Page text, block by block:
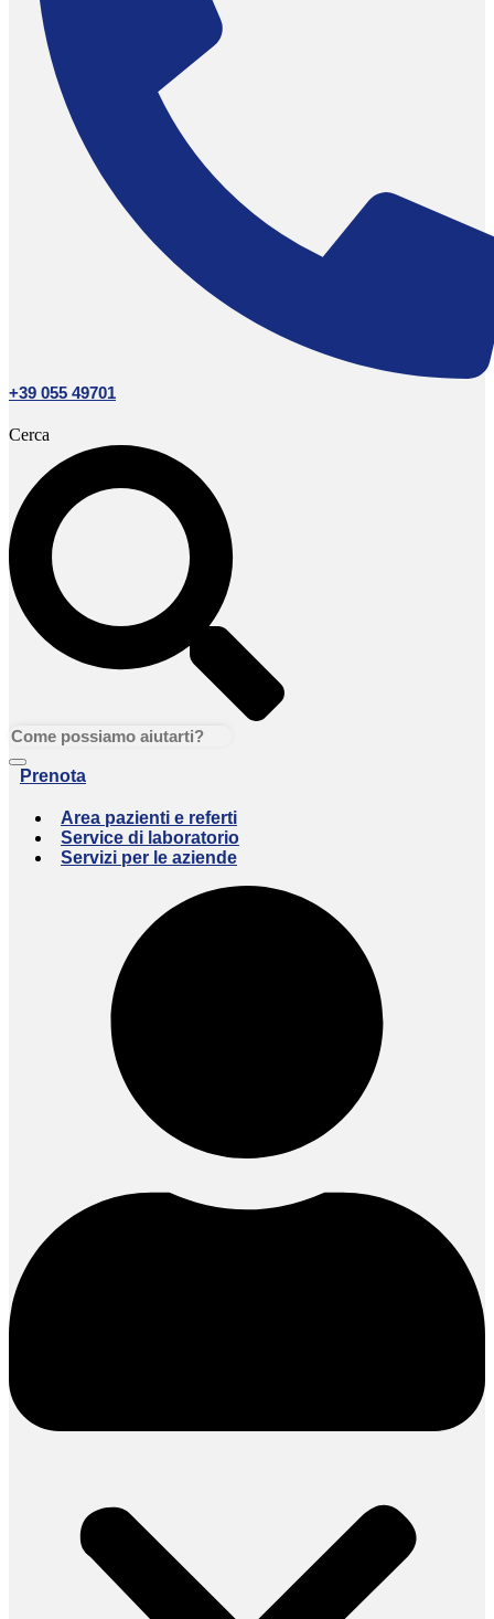
+39 055 49701
Cerca
Prenota
Area pazienti e referti
Service di laboratorio
Servizi per le aziende